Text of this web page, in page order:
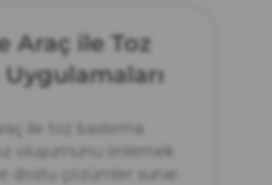
Araç ile Toz
Uygulamaları
ile toz bastırma
oluşumunu önlemek
dostu çözümler sunar.